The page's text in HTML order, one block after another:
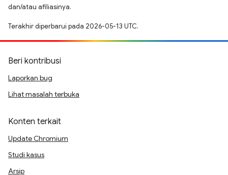
dan/atau afiliasinya.
Terakhir diperbarui pada 2026-05-13 UTC.
Beri kontribusi
Laporkan bug
Lihat masalah terbuka
Konten terkait
Update Chromium
Studi kasus
Arsip